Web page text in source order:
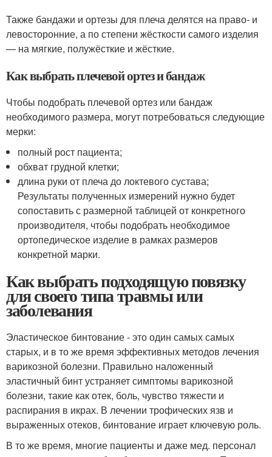
Также бандажи и ортезы для плеча делятся на право- и
левосторонние, а по степени жёсткости самого изделия
— на мягкие, полужёсткие и жёсткие.
Как выбрать плечевой ортез и бандаж
Чтобы подобрать плечевой ортез или бандаж
необходимого размера, могут потребоваться следующие
мерки:
полный рост пациента;
обхват грудной клетки;
длина руки от плеча до локтевого сустава;
Результаты полученных измерений нужно будет
сопоставить с размерной таблицей от конкретного
производителя, чтобы подобрать необходимое
ортопедическое изделие в рамках размеров
конкретной марки.
Как выбрать подходящую повязку
для своего типа травмы или
заболевания
Эластическое бинтование - это один самых самых
старых, и в то же время эффективных методов лечения
варикозной болезни. Правильно наложенный
эластичный бинт устраняет симптомы варикозной
болезни, такие как отек, боль, чувство тяжести и
распирания в икрах. В лечении трофических язв и
выраженных отеков, бинтование играет ключевую роль.
В то же время, многие пациенты и даже мед. персонал